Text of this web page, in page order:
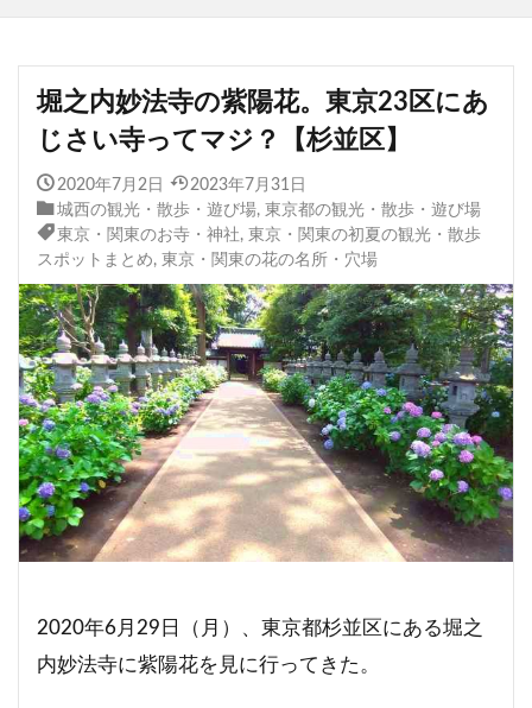
堀之内妙法寺の紫陽花。東京23区にあ
じさい寺ってマジ？【杉並区】
2020年7月2日
2023年7月31日
城西の観光・散歩・遊び場, 東京都の観光・散歩・遊び場
東京・関東のお寺・神社, 東京・関東の初夏の観光・散歩
スポットまとめ, 東京・関東の花の名所・穴場
2020年6月29日（月）、東京都杉並区にある堀之
内妙法寺に紫陽花を見に行ってきた。